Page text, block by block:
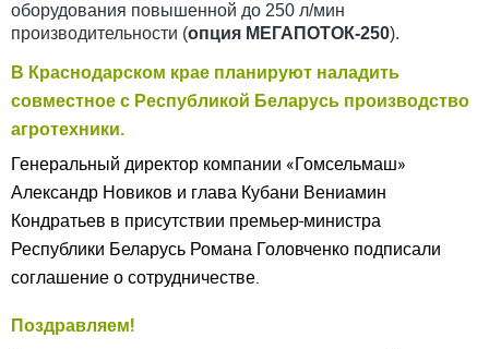
оборудования повышенной до 250 л/мин
производительности (опция МЕГАПОТОК-250).
В Краснодарском крае планируют наладить
совместное с Республикой Беларусь производство
агротехники.
Генеральный директор компании «Гомсельмаш»
Александр Новиков и глава Кубани Вениамин
Кондратьев в присутствии премьер-министра
Республики Беларусь Романа Головченко подписали
соглашение о сотрудничестве.
Поздравляем!